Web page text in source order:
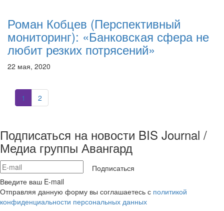
Роман Кобцев (Перспективный
мониторинг): «Банковская сфера не
любит резких потрясений»
22 мая, 2020
1 2
Подписаться на новости BIS Journal /
Медиа группы Авангард
Подписаться
Введите ваш E-mail
Отправляя данную форму вы соглашаетесь с политикой
конфиденциальности персональных данных